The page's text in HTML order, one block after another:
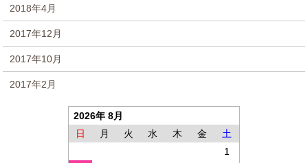
2018年4月
2017年12月
2017年10月
2017年2月
2026年 8月
日
月 火 水 木 金
土
1